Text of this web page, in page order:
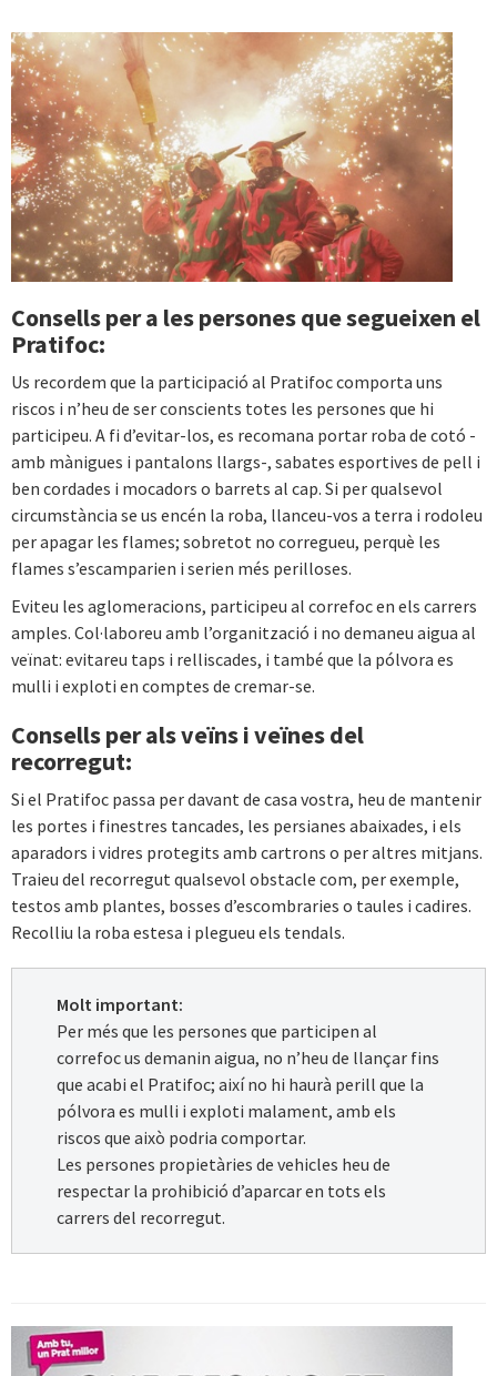
Consells per a les persones que segueixen el
Pratifoc:
Us recordem que la participació al Pratifoc comporta uns
riscos i n’heu de ser conscients totes les persones que hi
participeu. A fi d’evitar-los, es recomana portar roba de cotó -
amb mànigues i pantalons llargs-, sabates esportives de pell i
ben cordades i mocadors o barrets al cap. Si per qualsevol
circumstància se us encén la roba, llanceu-vos a terra i rodoleu
per apagar les flames; sobretot no corregueu, perquè les
flames s’escamparien i serien més perilloses.
Eviteu les aglomeracions, participeu al correfoc en els carrers
amples. Col·laboreu amb l’organització i no demaneu aigua al
veïnat: evitareu taps i relliscades, i també que la pólvora es
mulli i exploti en comptes de cremar-se.
Consells per als veïns i veïnes del
recorregut:
Si el Pratifoc passa per davant de casa vostra, heu de mantenir
les portes i finestres tancades, les persianes abaixades, i els
aparadors i vidres protegits amb cartrons o per altres mitjans.
Traieu del recorregut qualsevol obstacle com, per exemple,
testos amb plantes, bosses d’escombraries o taules i cadires.
Recolliu la roba estesa i plegueu els tendals.
Molt important:
Per més que les persones que participen al
correfoc us demanin aigua, no n’heu de llançar fins
que acabi el Pratifoc; així no hi haurà perill que la
pólvora es mulli i exploti malament, amb els
riscos que això podria comportar.
Les persones propietàries de vehicles heu de
respectar la prohibició d’aparcar en tots els
carrers del recorregut.